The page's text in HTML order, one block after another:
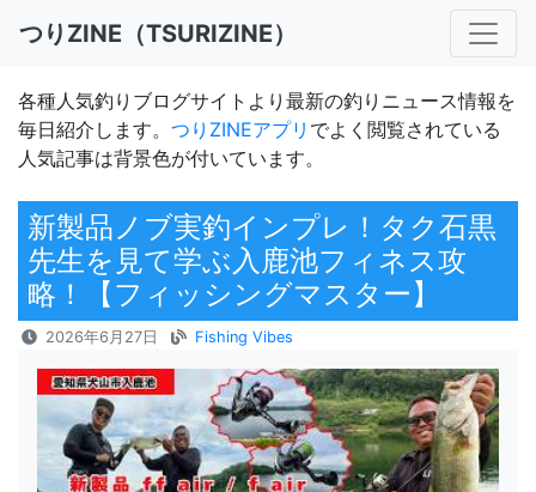
つりZINE（TSURIZINE）
各種人気釣りブログサイトより最新の釣りニュース情報を
毎日紹介します。 つりZINEアプリ でよく閲覧されている
人気記事は背景色が付いています。
新製品ノブ実釣インプレ！タク石黒
先生を見て学ぶ入鹿池フィネス攻
略！【フィッシングマスター】
2026年6月27日 Fishing Vibes